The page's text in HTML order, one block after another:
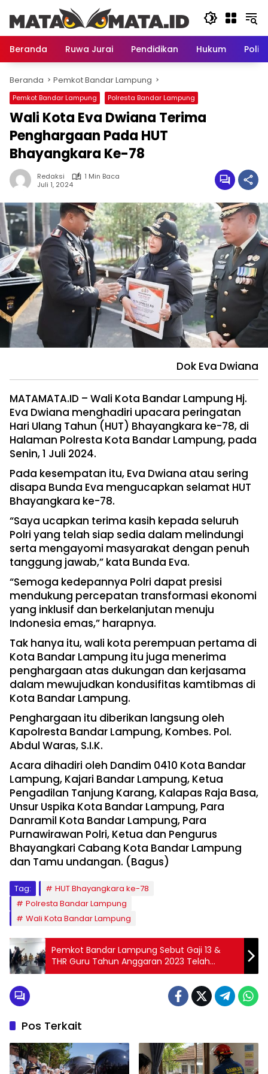
konten
Beranda
Ruwa Jurai Pendidikan Hukum
Beranda Pemkot Bandar Lampung
Pemkot Bandar Lampung Polresta Bandar Lampung
Wali Kota Eva Dwiana Terima
Penghargaan Pada HUT
Bhayangkara Ke-78
Redaksi
1 Min Baca
Juli 1, 2024
Dok Eva Dwiana
MATAMATA.ID – Wali Kota Bandar Lampung Hj.
Eva Dwiana menghadiri upacara peringatan
Hari Ulang Tahun (HUT) Bhayangkara ke-78, di
Halaman Polresta Kota Bandar Lampung, pada
Senin, 1 Juli 2024.
Pada kesempatan itu, Eva Dwiana atau sering
disapa Bunda Eva mengucapkan selamat HUT
Bhayangkara ke-78.
“Saya ucapkan terima kasih kepada seluruh
Polri yang telah siap sedia dalam melindungi
serta mengayomi masyarakat dengan penuh
tanggung jawab,” kata Bunda Eva.
“Semoga kedepannya Polri dapat presisi
mendukung percepatan transformasi ekonomi
yang inklusif dan berkelanjutan menuju
Indonesia emas,” harapnya.
Tak hanya itu, wali kota perempuan pertama di
Kota Bandar Lampung itu juga menerima
penghargaan atas dukungan dan kerjasama
dalam mewujudkan kondusifitas kamtibmas di
Kota Bandar Lampung.
Penghargaan itu diberikan langsung oleh
Kapolresta Bandar Lampung, Kombes. Pol.
Abdul Waras, S.I.K.
Acara dihadiri oleh Dandim 0410 Kota Bandar
Lampung, Kajari Bandar Lampung, Ketua
Pengadilan Tanjung Karang, Kalapas Raja Basa,
Unsur Uspika Kota Bandar Lampung, Para
Danramil Kota Bandar Lampung, Para
Purnawirawan Polri, Ketua dan Pengurus
Bhayangkari Cabang Kota Bandar Lampung
dan Tamu undangan. (Bagus)
Tag:
HUT Bhayangkara ke-78
Polresta Bandar Lampung
Wali Kota Bandar Lampung
Pemkot Bandar Lampung Sebut Gaji 13 &
THR Guru Tahun Anggaran 2023 Telah
Disalurkan
Pos Terkait